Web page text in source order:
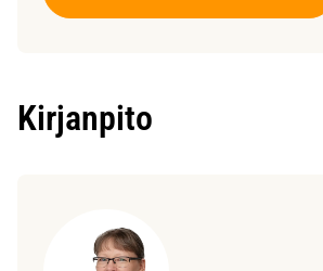
Kirjanpito